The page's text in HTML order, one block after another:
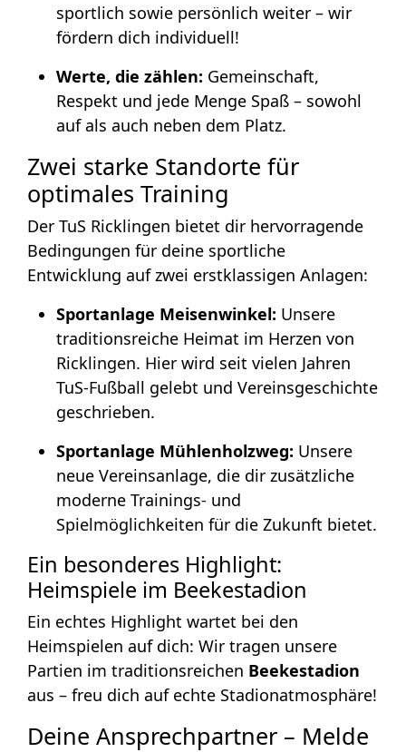
sportlich sowie persönlich weiter – wir
fördern dich individuell!
Werte, die zählen: Gemeinschaft,
Respekt und jede Menge Spaß – sowohl
auf als auch neben dem Platz.
Zwei starke Standorte für
optimales Training
Der TuS Ricklingen bietet dir hervorragende
Bedingungen für deine sportliche
Entwicklung auf zwei erstklassigen Anlagen:
Sportanlage Meisenwinkel: Unsere
traditionsreiche Heimat im Herzen von
Ricklingen. Hier wird seit vielen Jahren
TuS-Fußball gelebt und Vereinsgeschichte
geschrieben.
Sportanlage Mühlenholzweg: Unsere
neue Vereinsanlage, die dir zusätzliche
moderne Trainings- und
Spielmöglichkeiten für die Zukunft bietet.
Ein besonderes Highlight:
Heimspiele im Beekestadion
Ein echtes Highlight wartet bei den
Heimspielen auf dich: Wir tragen unsere
Partien im traditionsreichen Beekestadion
aus – freu dich auf echte Stadionatmosphäre!
Deine Ansprechpartner – Melde